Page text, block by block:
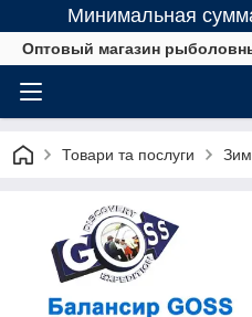
Минимальная
Оптовый магазин
Товари та послуги